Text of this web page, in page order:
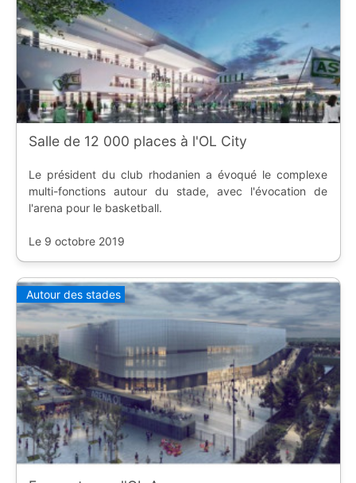
Salle de 12 000 places à l'OL City
Le président du club rhodanien a évoqué le complexe
multi-fonctions autour du stade, avec l'évocation de
l'arena pour le basketball.
Le 9 octobre 2019
Autour des stades